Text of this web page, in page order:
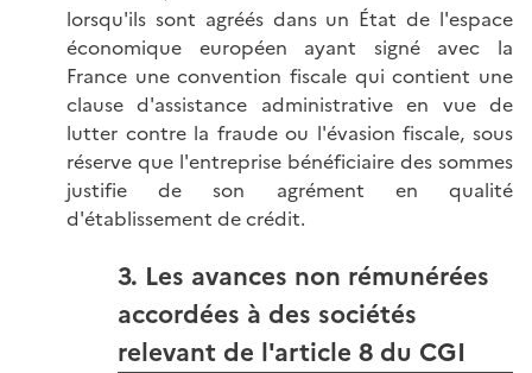
lorsqu'ils sont agréés dans un État de l'espace
économique européen ayant signé avec la
France une convention fiscale qui contient une
clause d'assistance administrative en vue de
lutter contre la fraude ou l'évasion fiscale, sous
réserve que l'entreprise bénéficiaire des sommes
justifie de son agrément en qualité
d'établissement de crédit.
3. Les avances non rémunérées
accordées à des sociétés
relevant de l'article 8 du CGI